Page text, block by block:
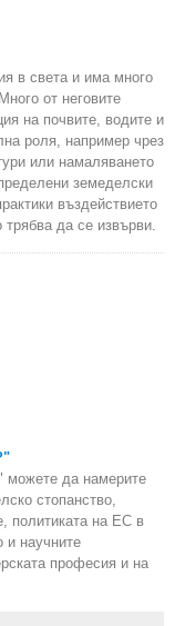
в света и има много
от неговите
на почвите, водите и
роля, например чрез
или намаляването
земеделски
въздействието
да се извърви.
можете да намерите
стопанство,
политиката на ЕС в
и научните
професия и на